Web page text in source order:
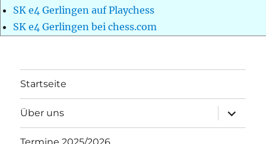
SK e4 Gerlingen auf Playchess
SK e4 Gerlingen bei chess.com
Startseite
Über uns
öffnen